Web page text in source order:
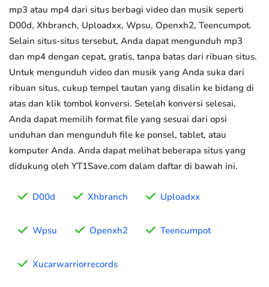
mp3 atau mp4 dari situs berbagi video dan musik seperti
D00d, Xhbranch, Uploadxx, Wpsu, Openxh2, Teencumpot.
Selain situs-situs tersebut, Anda dapat mengunduh mp3
dan mp4 dengan cepat, gratis, tanpa batas dari ribuan situs.
Untuk mengunduh video dan musik yang Anda suka dari
ribuan situs, cukup tempel tautan yang disalin ke bidang di
atas dan klik tombol konversi. Setelah konversi selesai,
Anda dapat memilih format file yang sesuai dari opsi
unduhan dan mengunduh file ke ponsel, tablet, atau
komputer Anda. Anda dapat melihat beberapa situs yang
didukung oleh YT1Save.com dalam daftar di bawah ini.
D00d Xhbranch Uploadxx
Wpsu Openxh2 Teencumpot
Xucarwarriorrecords